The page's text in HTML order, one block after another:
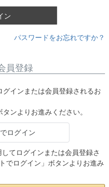
ン
パスワードをお忘れですか？
員登録
インまたは会員登録されるお
ンよりお進みください。
てログインまたは会員登録さ
でログイン」ボタンよりお進み